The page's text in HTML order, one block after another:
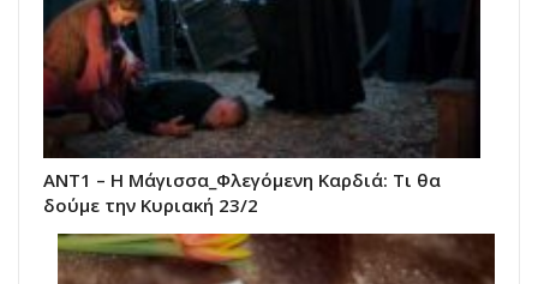
ANT1 – Η Μάγισσα_Φλεγόμενη Καρδιά: Τι θα
δούμε την Κυριακή 23/2